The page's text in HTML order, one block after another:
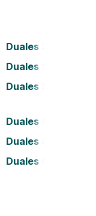
Duales Studium
Duales Studium
Duales Studium
Duales Studium
Duales Studium
Duales Studium